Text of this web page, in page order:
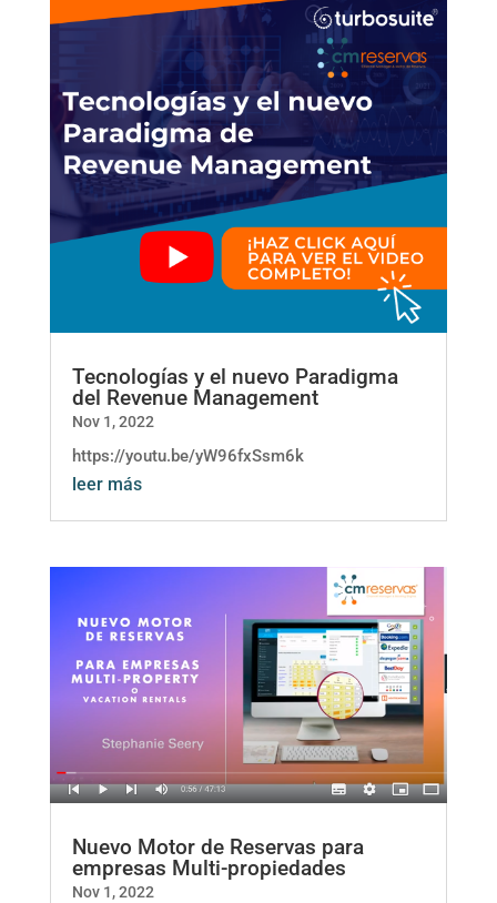
Tecnologías y el nuevo Paradigma
del Revenue Management
Nov 1, 2022
https://youtu.be/yW96fxSsm6k
leer más
Nuevo Motor de Reservas para
empresas Multi-propiedades
Nov 1, 2022